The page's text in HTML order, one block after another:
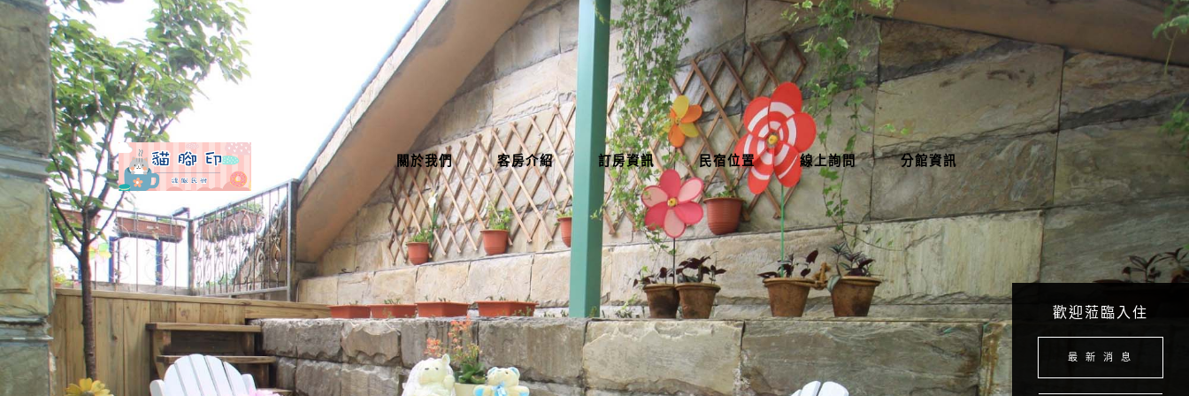
歡迎蒞臨入住
最 新 消 息
關於我們 客房介紹 訂房資訊 民宿位置 線上詢問 分館資訊